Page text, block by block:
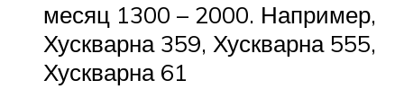
месяц 1300 – 2000. Например,
Хускварна 359, Хускварна 555,
Хускварна 61